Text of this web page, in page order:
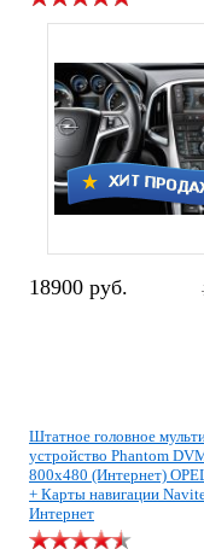
18900 руб.
Штатное головное
устройство Phantom
800x480 (Интернет)
+ Карты навигации
Интернет